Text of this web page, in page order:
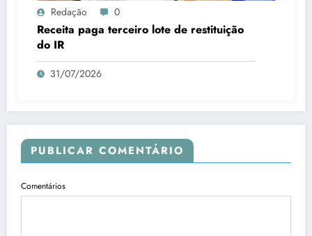
Redação 0
Receita paga terceiro lote de restituição
do IR
31/07/2026
PUBLICAR COMENTÁRIO
Comentários